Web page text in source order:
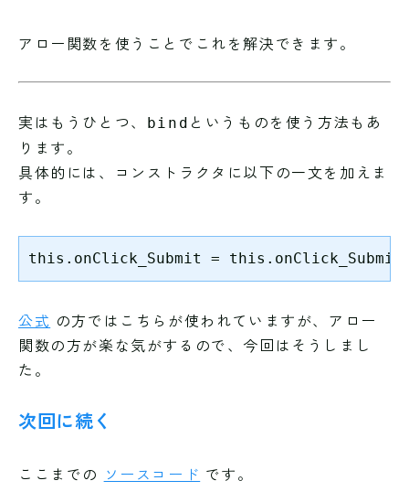
アロー関数を使うことでこれを解決できます。
実はもうひとつ、 bind というものを使う方法もあ
ります。
具体的には、コンストラクタに以下の一文を加えま
す。
this.onClick_Submit =
公式 の方ではこちらが使われていますが、アロー
関数の方が楽な気がするので、今回はそうしまし
た。
次回に続く
ここまでの ソースコード です。